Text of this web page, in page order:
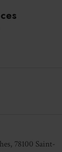
78100 Saint-